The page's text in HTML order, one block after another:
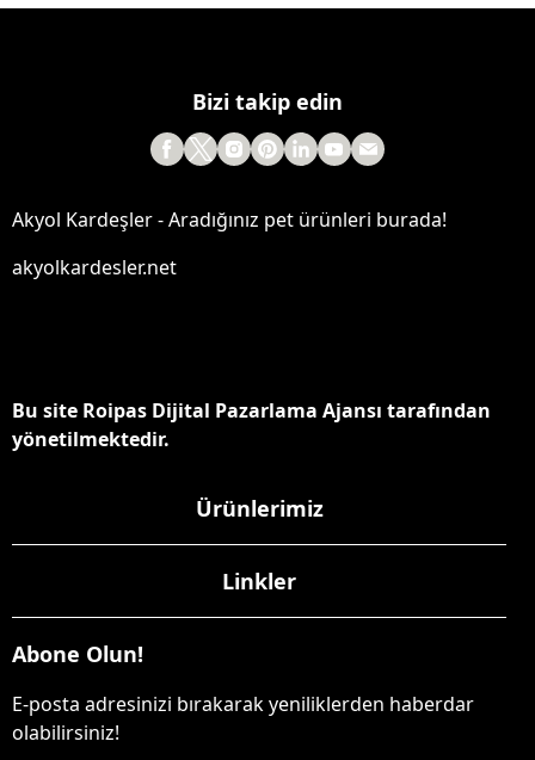
Bizi takip edin
Akyol Kardeşler - Aradığınız pet ürünleri burada!
akyolkardesler.net
Bu site Roipas Dijital Pazarlama Ajansı tarafından
yönetilmektedir.
Ürünlerimiz
Linkler
Abone Olun!
E-posta adresinizi bırakarak yeniliklerden haberdar
olabilirsiniz!